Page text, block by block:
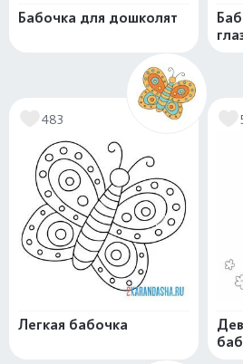
Бабочка для дошколят
483
Легкая бабочка